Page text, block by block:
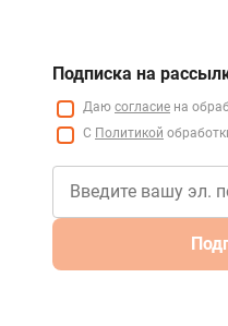
Подписка на
Даю согласие на
С Политикой